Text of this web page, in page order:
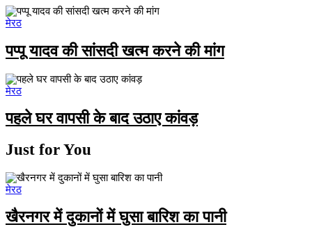
मेरठ
पप्पू यादव की सांसदी खत्म करने की मांग
मेरठ
पहले घर वापसी के बाद उठाए कांवड़
Just for You
मेरठ
खैरनगर में दुकानों में घुसा बारिश का पानी